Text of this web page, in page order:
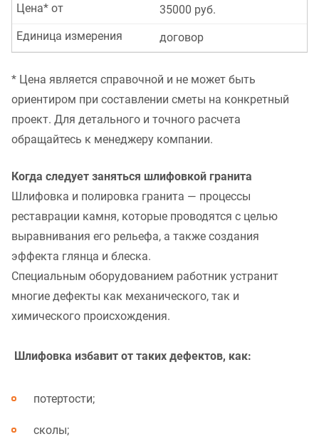
35000 руб.
Цена* от
договор
Единица измерения
* Цена является справочной и не может быть
ориентиром при составлении сметы на конкретный
проект. Для детального и точного расчета
обращайтесь к менеджеру компании.
Когда следует заняться шлифовкой гранита
Шлифовка и полировка гранита — процессы
реставрации камня, которые проводятся с целью
выравнивания его рельефа, а также создания
эффекта глянца и блеска.
Специальным оборудованием работник устранит
многие дефекты как механического, так и
химического происхождения.
Шлифовка избавит от таких дефектов, как:
потертости;
сколы;